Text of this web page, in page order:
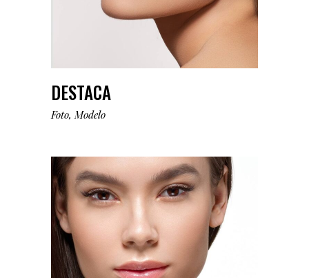
DESTACA
Foto Modelo